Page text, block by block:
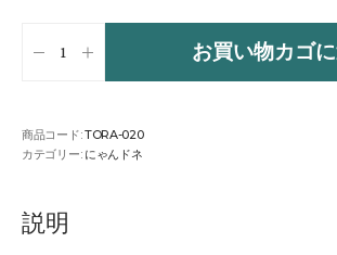
お買い物カゴ
商品コード:TORA-020
カテゴリー: にゃんドネ
説明